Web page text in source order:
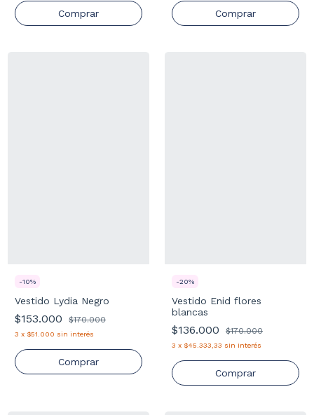
Comprar Comprar
-10%
Vestido Lydia Negro
$153.000 $170.000
3 x $51.000 sin interés
Comprar
-20%
Vestido Enid flores
blancas
$136.000 $170.000
3 x $45.333,33 sin interés
Comprar